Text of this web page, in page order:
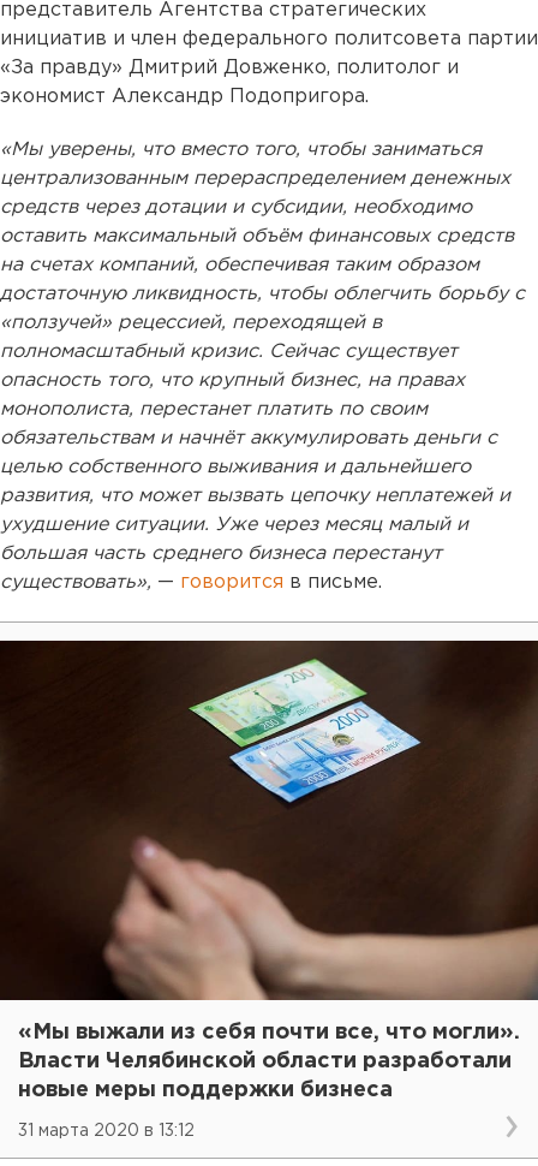
представитель Агентства стратегических
инициатив и член федерального политсовета партии
«За правду» Дмитрий Довженко, политолог и
экономист Александр Подопригора.
«Мы уверены, что вместо того, чтобы заниматься
централизованным перераспределением денежных
средств через дотации и субсидии, необходимо
оставить максимальный объём финансовых средств
на счетах компаний, обеспечивая таким образом
достаточную ликвидность, чтобы облегчить борьбу с
«ползучей» рецессией, переходящей в
полномасштабный кризис. Сейчас существует
опасность того, что крупный бизнес, на правах
монополиста, перестанет платить по своим
обязательствам и начнёт аккумулировать деньги с
целью собственного выживания и дальнейшего
развития, что может вызвать цепочку неплатежей и
ухудшение ситуации. Уже через месяц малый и
большая часть среднего бизнеса перестанут
существовать», — говорится в письме.
«Мы выжали из себя почти все, что могли».
Власти Челябинской области разработали
новые меры поддержки бизнеса
31 марта 2020 в 13:12